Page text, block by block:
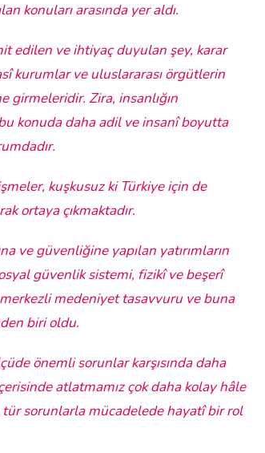
konuları arasında yer aldı.
edilen ve ihtiyaç duyulan şey, karar
kurumlar ve uluslararası örgütlerin
girmeleridir. Zira, insanlığın
konuda daha adil ve insanî boyutta
kuşkusuz ki Türkiye için de
ortaya çıkmaktadır.
ve güvenliğine yapılan yatırımların
güvenlik sistemi, fizikî ve beşerî
medeniyet tasavvuru ve buna
biri oldu.
önemli sorunlar karşısında daha
atlatmamız çok daha kolay hâle
sorunlarla mücadelede hayatî bir rol